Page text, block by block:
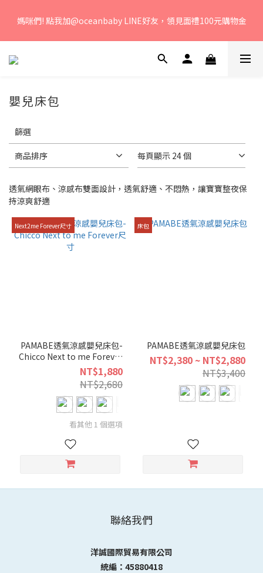
間：周一至周五 早上9點 至 下午6點。
媽咪們! 點我加@oceanbaby LINE好友，領見面禮100元購物金
若您有任何問題、歡迎聯絡客服專線：04-2382-6878，服務時
用
篩
選
(0/20)
品
PAMABE
嬰兒床包
篩選
商品排序 每頁顯示 24 個
透氣網眼布、涼感布雙面設計，透氣舒適、不悶熱，讓寶寶整夜保
持涼爽舒適
Next2me Forever尺寸
PAMABE透氣涼感嬰兒床包-
Chicco Next to me Forever
尺寸
NT$1,880
NT$2,680
看其他 1 個選項
床包
PAMABE透氣涼感嬰兒床包
NT$2,380 ~ NT$2,880
NT$3,400
聯絡我們
洋誠國際貿易有限公司
統編：45880418